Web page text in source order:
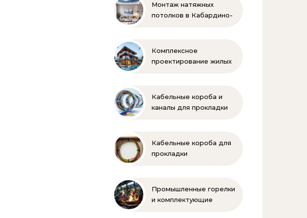
Монтаж натяжных
потолков в Кабардино-
Комплексное
проектирование жилых
Кабельные короба и
каналы для прокладки
Кабельные короба для
прокладки
Промышленные горелки
и комплектующие